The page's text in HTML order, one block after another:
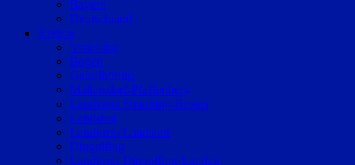
Bayern
Deutschland
Region
Straubing
Bogen
Geiselhöring
Mallersdorf-Pfaffenberg
Landkreis Straubing-Bogen
Landshut
Landkreis Landshut
Dingolfing
Landkreis Dingolfing-Landau